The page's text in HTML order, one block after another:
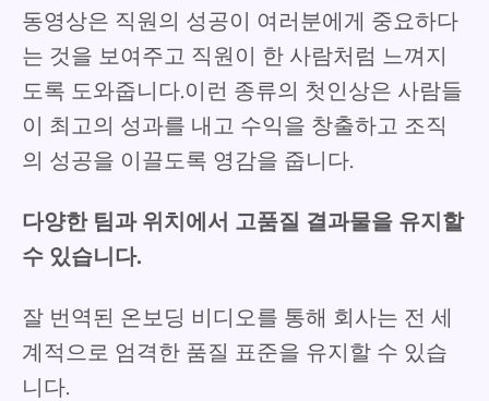
동영상은 직원의 성공이 여러분에게 중요하다
는 것을 보여주고 직원이 한 사람처럼 느껴지
도록 도와줍니다.이런 종류의 첫인상은 사람들
이 최고의 성과를 내고 수익을 창출하고 조직
의 성공을 이끌도록 영감을 줍니다.
다양한 팀과 위치에서 고품질 결과물을 유지할
수 있습니다.
잘 번역된 온보딩 비디오를 통해 회사는 전 세
계적으로 엄격한 품질 표준을 유지할 수 있습
니다.